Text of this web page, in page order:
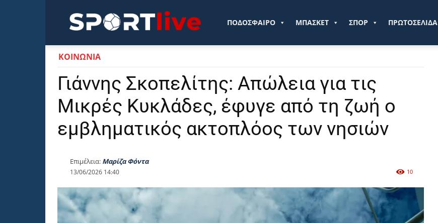
Sportlive.grΠΟΔΟΣΦΑΙΡΟ ΜΠΑΣΚΕΤ ΣΠΟΡ ΠΡΩΤΟΣΕΛΙΔΑ
ΚΟΙΝΩΝΙΑ
Γιάννης Σκοπελίτης: Απώλεια για τις
Μικρές Κυκλάδες, έφυγε από τη ζωή ο
εμβληματικός ακτοπλόος των νησιών
Επιμέλεια: Μαρίζα Φόντα
13/06/2026 14:40 10